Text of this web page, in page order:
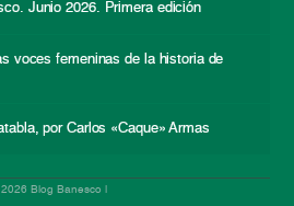
Junio 2026. Primera edición
voces femeninas de la historia de
por Carlos «Caque» Armas
Blog Banesco |